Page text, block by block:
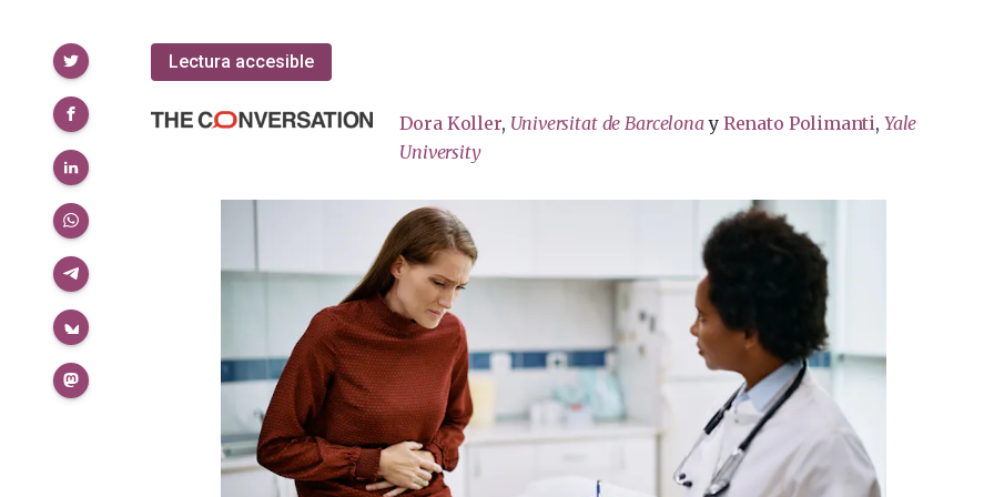
Lectura accesible
Dora Koller, Universitat de Barcelonay Renato Polimanti, Yale
University
Compartir